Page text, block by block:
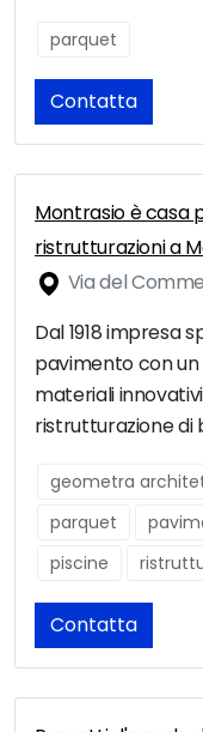
parquet
Contatta
Montrasio è casa
ristrutturazioni a
Via del
Dal 1918 impresa
pavimento con
materiali
ristrutturazione di
geometra
parquet
piscine
Contatta